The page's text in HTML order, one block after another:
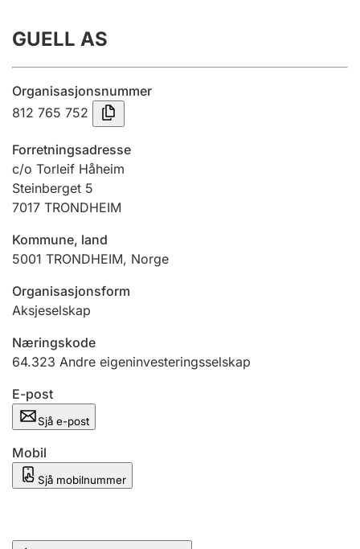
Årsrekneskap
Innsending og forseinkingsgebyr
Tinglysing
Jeger
Betaling og jegeravgiftskort
Ektepaktrettleiaren
GUELL AS
Organisasjonsnummer
812 765 752
Forretningsadresse
c/o Torleif Håheim
Steinberget 5
7017 TRONDHEIM
Kommune, land
5001 TRONDHEIM, Norge
Organisasjonsform
Aksjeselskap
Næringskode
64.323 Andre eigeninvesteringsselskap
E-post
Sjå e-post
Mobil
Sjå mobilnummer